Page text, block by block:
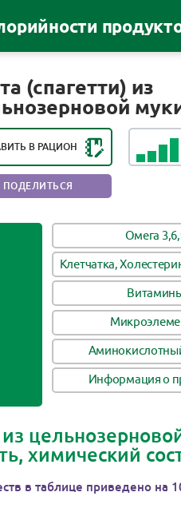
(спагетти) из
В РАЦИОН
ПОЛЕЗНОСТИ ПРОДУКТА:
ПОЛЕЗНЫЙ ПРОДУКТ
ПОДЕЛИТЬСЯ
Омега
Клетчатка,
Информация о
из
химический
в таблице приведено на